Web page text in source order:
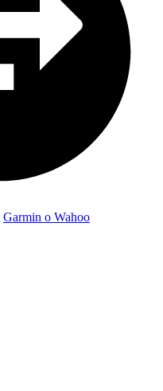
Garmin o Wahoo